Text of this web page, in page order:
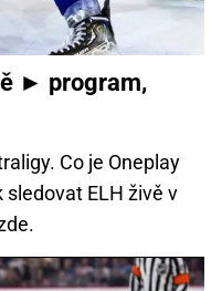
► program,
Co je Oneplay
sledovat ELH živě v